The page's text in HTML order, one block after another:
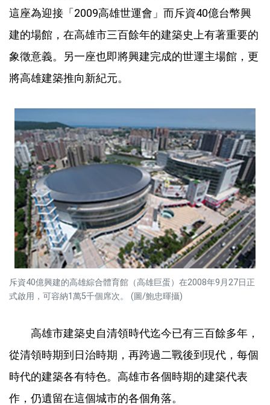
這座為迎接「2009高雄世運會」而斥資40億台幣興
建的場館，在高雄市三百餘年的建築史上有著重要的
象徵意義。另一座也即將興建完成的世運主場館，更
將高雄建築推向新紀元。
斥資40億興建的高雄綜合體育館（高雄巨蛋）在2008年9月27日正
式啟用，可容納1萬5千個席次。 (圖/鮑忠暉攝)
高雄市建築史自清領時代迄今已有三百餘多年，
從清領時期到日治時期，再跨過二戰後到現代，每個
時代的建築各有特色。高雄市各個時期的建築代表
作，仍遺留在這個城市的各個角落。